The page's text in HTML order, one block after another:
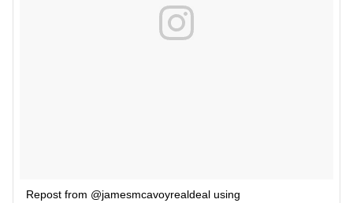
Repost from @jamesmcavoyrealdeal using